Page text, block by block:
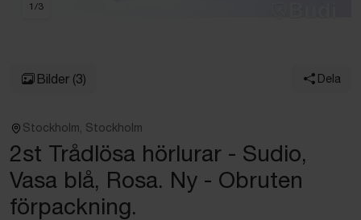
1 /3
Bilder (3) Dela
Stockholm, Stockholm
2st Trådlösa hörlurar - Sudio,
Vasa blå, Rosa. Ny - Obruten
förpackning.